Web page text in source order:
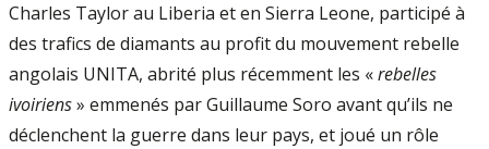
Charles Taylor au Liberia et en Sierra Leone, participé à
des trafics de diamants au profit du mouvement rebelle
angolais UNITA, abrité plus récemment les «rebelles
ivoiriens» emmenés par Guillaume Soro avant qu’ils ne
déclenchent la guerre dans leur pays, et joué un rôle